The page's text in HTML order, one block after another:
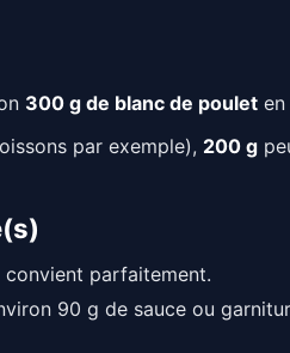
300 g de blanc de poulet
par exemple), 200 g
convient parfaitement.
90 g de sauce ou